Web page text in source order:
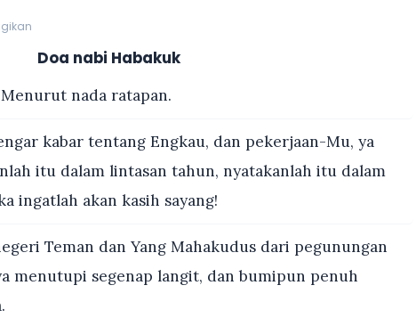
Doa nabi Habakuk
nada ratapan.
kabar tentang Engkau, dan pekerjaan-Mu, ya
itu dalam lintasan tahun, nyatakanlah itu dalam
ingatlah akan kasih sayang!
Teman dan Yang Mahakudus dari pegunungan
menutupi segenap langit, dan bumipun penuh